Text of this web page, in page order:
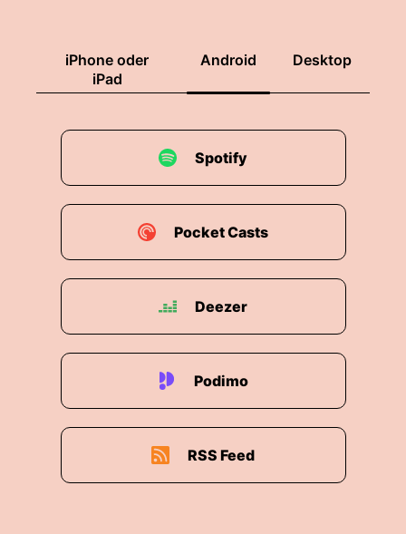
iPhone oder
iPad
Android Desktop
Spotify
Pocket Casts
Deezer
Podimo
RSS Feed